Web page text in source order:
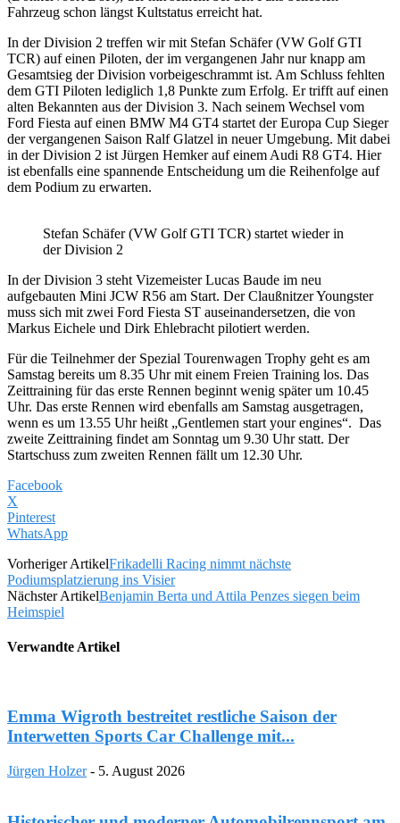
Fahrzeug schon längst Kultstatus erreicht hat.
In der Division 2 treffen wir mit Stefan Schäfer (VW Golf GTI
TCR) auf einen Piloten, der im vergangenen Jahr nur knapp am
Gesamtsieg der Division vorbeigeschrammt ist. Am Schluss fehlten
dem GTI Piloten lediglich 1,8 Punkte zum Erfolg. Er trifft auf einen
alten Bekannten aus der Division 3. Nach seinem Wechsel vom
Ford Fiesta auf einen BMW M4 GT4 startet der Europa Cup Sieger
der vergangenen Saison Ralf Glatzel in neuer Umgebung. Mit dabei
in der Division 2 ist Jürgen Hemker auf einem Audi R8 GT4. Hier
ist ebenfalls eine spannende Entscheidung um die Reihenfolge auf
dem Podium zu erwarten.
Stefan Schäfer (VW Golf GTI TCR) startet wieder in
der Division 2
In der Division 3 steht Vizemeister Lucas Baude im neu
aufgebauten Mini JCW R56 am Start. Der Claußnitzer Youngster
muss sich mit zwei Ford Fiesta ST auseinandersetzen, die von
Markus Eichele und Dirk Ehlebracht pilotiert werden.
Für die Teilnehmer der Spezial Tourenwagen Trophy geht es am
Samstag bereits um 8.35 Uhr mit einem Freien Training los. Das
Zeittraining für das erste Rennen beginnt wenig später um 10.45
Uhr. Das erste Rennen wird ebenfalls am Samstag ausgetragen,
wenn es um 13.55 Uhr heißt „Gentlemen start your engines“. Das
zweite Zeittraining findet am Sonntag um 9.30 Uhr statt. Der
Startschuss zum zweiten Rennen fällt um 12.30 Uhr.
Facebook
X
Pinterest
WhatsApp
Vorheriger ArtikelFrikadelli Racing nimmt nächste
Podiumsplatzierung ins Visier
Nächster ArtikelBenjamin Berta und Attila Penzes siegen beim
Heimspiel
Verwandte Artikel
Emma Wigroth bestreitet restliche Saison der
Interwetten Sports Car Challenge mit...
Jürgen Holzer - 5. August 2026